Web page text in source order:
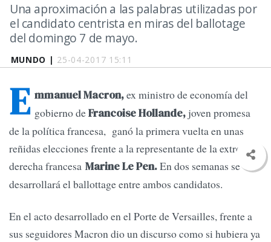
MUNDO | 25-04-2017 15:11
Una aproximación a las palabras utilizadas por
el candidato centrista en miras del ballotage
del domingo 7 de mayo.
E mmanuel Macron,ex ministro de economía del
gobierno deFrancoise Hollande, joven promesa
de la política francesa, ganó la primera vuelta en unas
reñidas elecciones frente a la representante de la extrema
derecha francesa Marine Le Pen.En dos semanas se
desarrollará el ballottage entre ambos candidatos.
En el acto desarrollado en el Porte de Versailles, frente a
sus seguidores Macron dio un discurso como si hubiera ya